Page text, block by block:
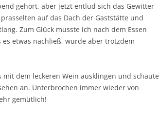
gehört, aber jetzt entlud sich das Gewitter
auf das Dach der Gaststätte und
Zum Glück musste ich nach dem Essen
etwas nachließ, wurde aber trotzdem
dem leckeren Wein ausklingen und schaute
an. Unterbrochen immer wieder von
gemütlich!